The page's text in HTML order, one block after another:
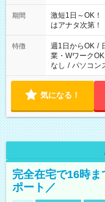
期間
激短1日～OK
はアナタ次第！
特徴 週1日からOK /
業・WワークOK
なし / パソコン
気になる！
完全在宅で16時
ポート／